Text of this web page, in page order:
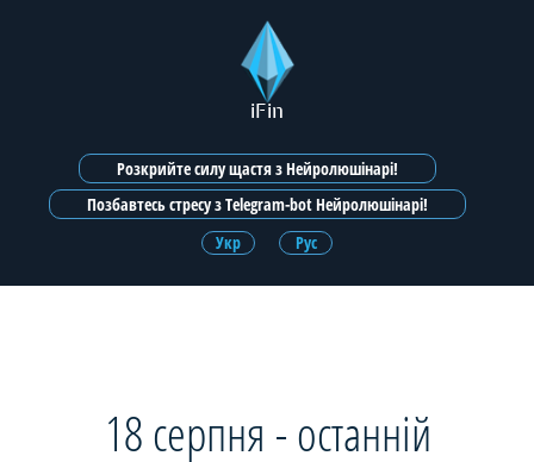
iFin
Розкрийте силу щастя з Нейролюшінарі!
Позбавтесь стресу з Telegram-bot Нейролюшінарі!
Укр
Рус
18 серпня - останній